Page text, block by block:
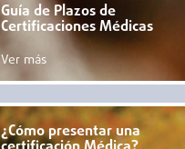
Guía de Plazos de
Certificaciones Médicas
Ver más
¿Cómo presentar una